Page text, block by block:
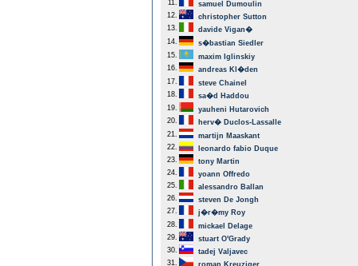
11.
samuel Dumoulin
12.
christopher Sutton
13.
davide Vigan�
14.
s�bastian Siedler
15.
maxim Iglinskiy
16.
andreas Kl�den
17.
steve Chainel
18.
sa�d Haddou
19.
yauheni Hutarovich
20.
herv� Duclos-Lassalle
21.
martijn Maaskant
22.
leonardo fabio Duque
23.
tony Martin
24.
yoann Offredo
25.
alessandro Ballan
26.
steven De Jongh
27.
j�r�my Roy
28.
mickael Delage
29.
stuart O'Grady
30.
tadej Valjavec
31.